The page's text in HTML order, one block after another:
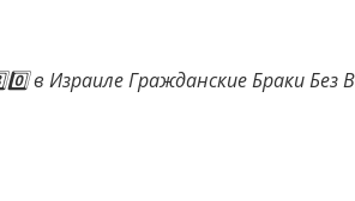
Израиле Гражданские Браки Без